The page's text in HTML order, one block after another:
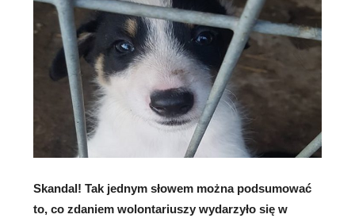
Skandal! Tak jednym słowem można podsumować
to, co zdaniem wolontariuszy wydarzyło się w